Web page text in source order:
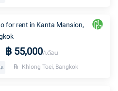
for rent in Kanta Mansion,
฿ 55,000/เดือน
. Khlong Toei, Bangkok